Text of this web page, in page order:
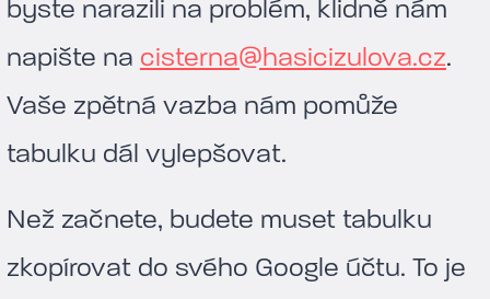
byste narazili na problém, klidně nám
napište na cisterna@hasicizulova.cz.
Vaše zpětná vazba nám pomůže
tabulku dál vylepšovat.
Než začnete, budete muset tabulku
zkopírovat do svého Google účtu. To je